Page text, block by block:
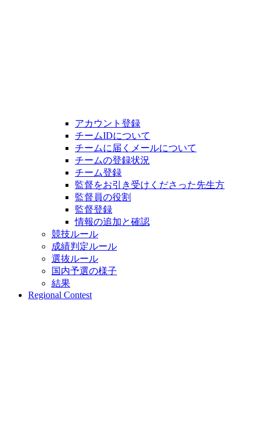
アカウント登録
チームIDについて
チームに届くメールについて
チームの登録状況
チーム登録
監督をお引き受けくださった先生方
監督員の役割
監督登録
情報の追加と確認
競技ルール
成績判定ルール
選抜ルール
国内予選の様子
結果
Regional Contest